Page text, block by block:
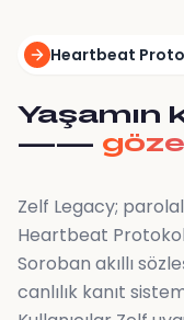
Heartbeat
Yaşamın
——
Zelf Legacy;
Heartbeat
Soroban akıllı
canlılık kanıt